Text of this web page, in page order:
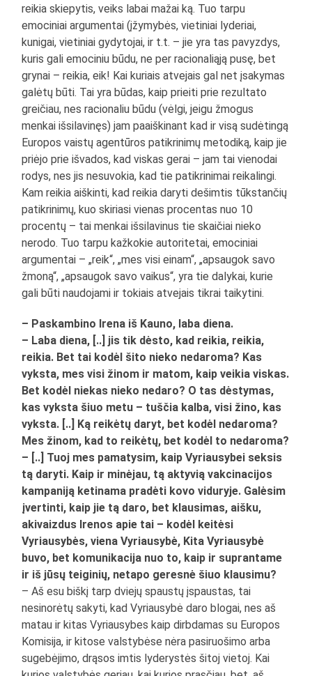
reikia skiepytis, veiks labai mažai ką. Tuo tarpu
emociniai argumentai (įžymybės, vietiniai lyderiai,
kunigai, vietiniai gydytojai, ir t.t. – jie yra tas pavyzdys,
kuris gali emociniu būdu, ne per racionaliąją pusę, bet
grynai – reikia, eik! Kai kuriais atvejais gal net įsakymas
galėtų būti. Tai yra būdas, kaip prieiti prie rezultato
greičiau, nes racionaliu būdu (vėlgi, jeigu žmogus
menkai išsilavinęs) jam paaiškinant kad ir visą sudėtingą
Europos vaistų agentūros patikrinimų metodiką, kaip jie
priėjo prie išvados, kad viskas gerai – jam tai vienodai
rodys, nes jis nesuvokia, kad tie patikrinimai reikalingi.
Kam reikia aiškinti, kad reikia daryti dešimtis tūkstančių
patikrinimų, kuo skiriasi vienas procentas nuo 10
procentų – tai menkai išsilavinus tie skaičiai nieko
nerodo. Tuo tarpu kažkokie autoritetai, emociniai
argumentai – „reik“, „mes visi einam“, „apsaugok savo
žmoną“, „apsaugok savo vaikus“, yra tie dalykai, kurie
gali būti naudojami ir tokiais atvejais tikrai taikytini.
– Paskambino Irena iš Kauno, laba diena.
– Laba diena, [..] jis tik dėsto, kad reikia, reikia,
reikia. Bet tai kodėl šito nieko nedaroma? Kas
vyksta, mes visi žinom ir matom, kaip veikia viskas.
Bet kodėl niekas nieko nedaro? O tas dėstymas,
kas vyksta šiuo metu – tuščia kalba, visi žino, kas
vyksta. [..] Ką reikėtų daryt, bet kodėl nedaroma?
Mes žinom, kad to reikėtų, bet kodėl to nedaroma?
– [..] Tuoj mes pamatysim, kaip Vyriausybei seksis
tą daryti. Kaip ir minėjau, tą aktyvią vakcinacijos
kampaniją ketinama pradėti kovo viduryje. Galėsim
įvertinti, kaip jie tą daro, bet klausimas, aišku,
akivaizdus Irenos apie tai – kodėl keitėsi
Vyriausybės, viena Vyriausybė, Kita Vyriausybė
buvo, bet komunikacija nuo to, kaip ir suprantame
ir iš jūsų teiginių, netapo geresnė šiuo klausimu?
– Aš esu biškį tarp dviejų spaustų įspaustas, tai
nesinorėtų sakyti, kad Vyriausybė daro blogai, nes aš
matau ir kitas Vyriausybes kaip dirbdamas su Europos
Komisija, ir kitose valstybėse nėra pasiruošimo arba
sugebėjimo, drąsos imtis lyderystės šitoj vietoj. Kai